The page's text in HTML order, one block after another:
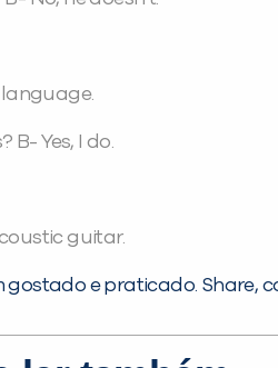
language.
B- Yes, I do.
guitar.
gostado e praticado. Share,